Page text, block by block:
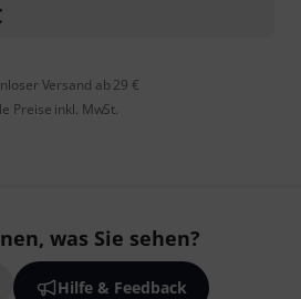
Versand ab 29 €
Preise inkl. MwSt.
was Sie sehen?
Hilfe & Feedback